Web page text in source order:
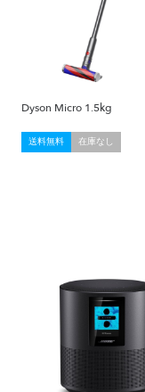
Dyson Micro 1.5kg
送料無料 在庫なし